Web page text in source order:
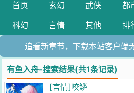
首页 玄幻 武侠 都
科幻
言情 其他 排
追看新章节，下载本站客户端
有鱼入舟-搜索结果(共1条记录)
[言情]咬鳞